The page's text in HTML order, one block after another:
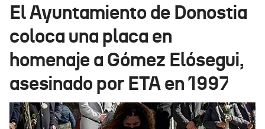
Ikusmiran
Eguraldia
El Ayuntamiento de Donostia
coloca una placa en
homenaje a Gómez Elósegui,
asesinado por ETA en 1997